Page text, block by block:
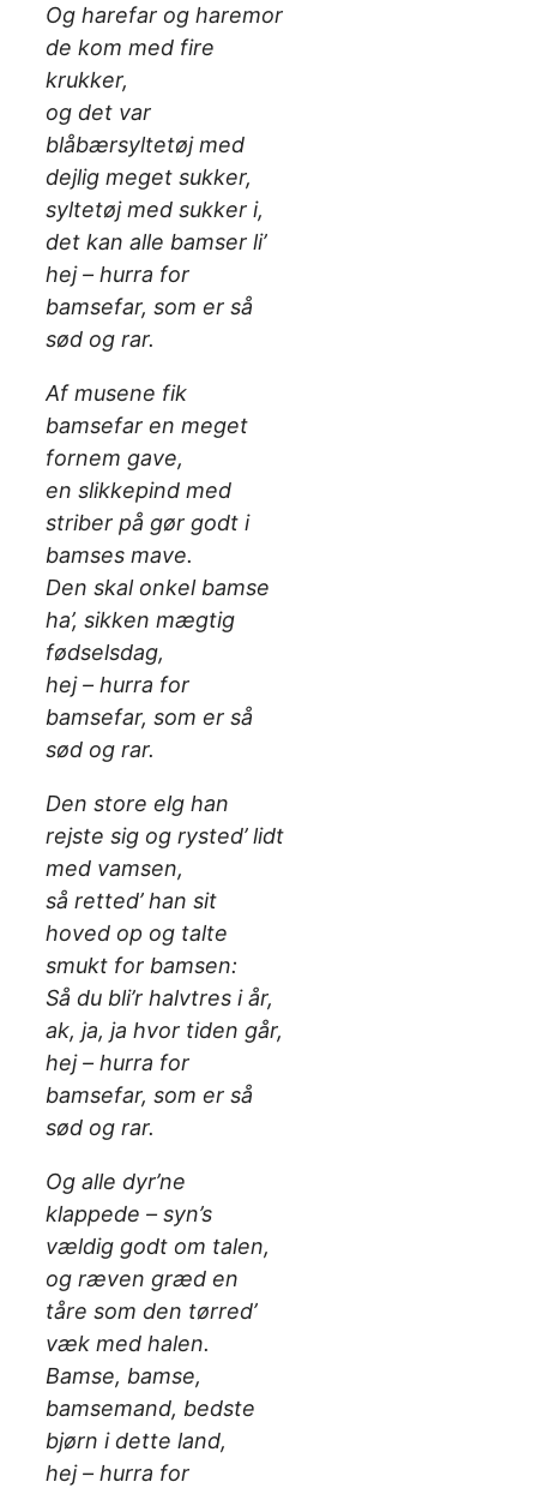
Og harefar og haremor
de kom med fire
krukker,
og det var
blåbærsyltetøj med
dejlig meget sukker,
syltetøj med sukker i,
det kan alle bamser li’
hej – hurra for
bamsefar, som er så
sød og rar.
Af musene fik
bamsefar en meget
fornem gave,
en slikkepind med
striber på gør godt i
bamses mave.
Den skal onkel bamse
ha’, sikken mægtig
fødselsdag,
hej – hurra for
bamsefar, som er så
sød og rar.
Den store elg han
rejste sig og rysted’ lidt
med vamsen,
så retted’ han sit
hoved op og talte
smukt for bamsen:
Så du bli’r halvtres i år,
ak, ja, ja hvor tiden går,
hej – hurra for
bamsefar, som er så
sød og rar.
Og alle dyr’ne
klappede – syn’s
vældig godt om talen,
og ræven græd en
tåre som den tørred’
væk med halen.
Bamse, bamse,
bamsemand, bedste
bjørn i dette land,
hej – hurra for